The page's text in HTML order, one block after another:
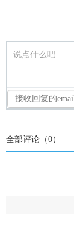
说点什么吧
全部评论（0）